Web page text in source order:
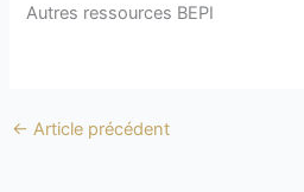
Autres ressources BEPI
← Article précédent